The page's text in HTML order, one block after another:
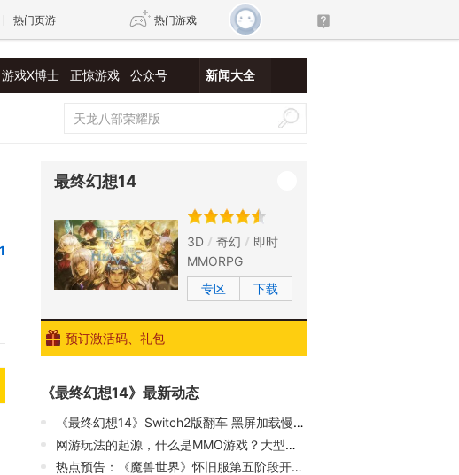
热门页游 热门游戏
新仙侠5
游戏X博士 正惊游戏 公众号 新闻大全
最终幻想14
3D 奇幻
即时
MMORPG
专区
下载
预订激活码、礼包
《最终幻想14》最新动态
《最终幻想14》Switch2版翻车 黑屏加载慢到崩溃 官方紧急回应正在修复
网游玩法的起源，什么是MMO游戏？大型多人在线网游的魅力体现在哪？
热点预告：《魔兽世界》怀旧服第五阶段开启！《三角洲行动》开启全新宝藏月摸大红！